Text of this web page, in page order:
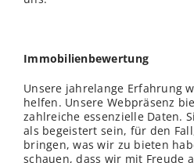
Immobilienbewertung
Unsere jahrelange Erfahrung
helfen. Unsere Webpräsenz
zahlreiche essenzielle Daten.
als begeistert sein, für den
bringen, was wir zu bieten
schauen, dass wir mit Freude